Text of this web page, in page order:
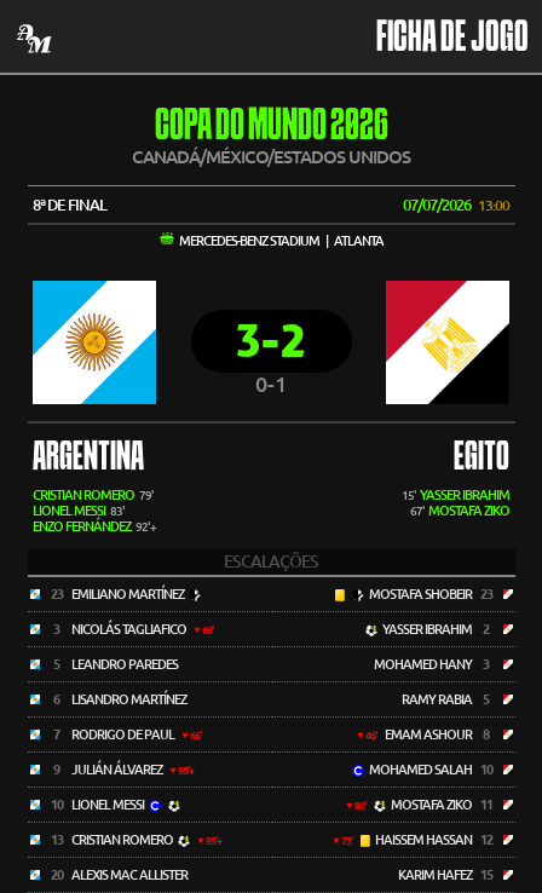
FICHA DE JOGO
COPA DO MUNDO 2026
CANADÁ/MÉXICO/ESTADOS UNIDOS
8ª DE FINAL 07/07/2026 13:00
MERCEDES-BENZ STADIUM | ATLANTA
3-2
0-1
ARGENTINA EGITO
CRISTIAN ROMERO 79'
LIONEL MESSI 83'
ENZO FERNÁNDEZ 92'+
15' YASSER IBRAHIM
67' MOSTAFA ZIKO
ESCALAÇÕES
23 EMILIANO MARTÍNEZ
3 NICOLÁS TAGLIAFICO 66'
5 LEANDRO PAREDES
6 LISANDRO MARTÍNEZ
7 RODRIGO DE PAUL 66'
9 JULIÁN ÁLVAREZ 95'+
10 LIONEL MESSI
13 CRISTIAN ROMERO 95'+
20 ALEXIS MAC ALLISTER
MOSTAFA SHOBEIR 23
YASSER IBRAHIM 2
MOHAMED HANY 3
RAMY RABIA 5
46' EMAM ASHOUR 8
MOHAMED SALAH 10
80' MOSTAFA ZIKO 11
73' HAISSEM HASSAN 12
KARIM HAFEZ 15